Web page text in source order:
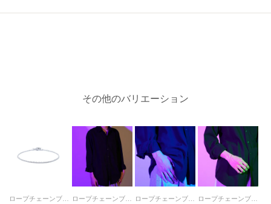
その他のバリエーション
ロープチェーンブレスレットS 三友その3 -シルバー925-
ロープチェーンブレスレットS 三友その2 -チタン-
ロープチェーンブレスレットS 三友その1 -真鍮- / シルバー
ロープチェーンブレスレットM 三友その3 -シルバー925-